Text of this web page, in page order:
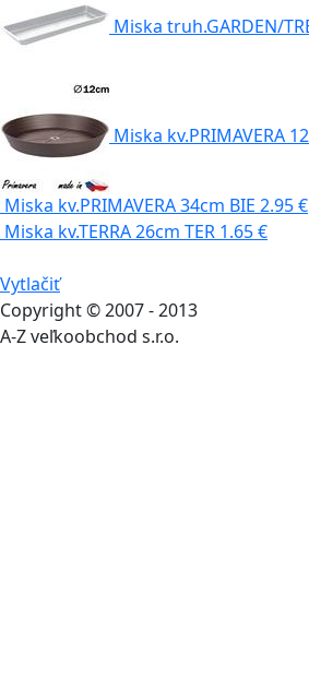
Miska truh.GARDEN/
Miska kv.PRIMAVERA
Miska kv.PRIMAVERA 34cm BIE 2.95 €
Miska kv.TERRA 26cm TER 1.65 €
Vytlačiť
Copyright © 2007 - 2013
A-Z veľkoobchod s.r.o.